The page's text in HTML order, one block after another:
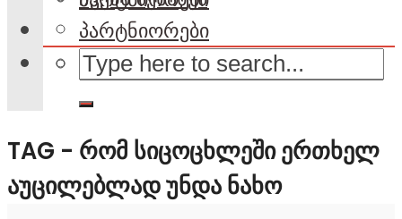
პარტნიორები
TAG - ᲠᲝᲛ ᲡᲘᲪᲝᲪᲮᲚᲔᲨᲘ ᲔᲠᲗᲮᲔᲚ
ᲐᲣᲪᲘᲚᲔᲑᲚᲐᲓ ᲣᲜᲓᲐ ᲜᲐᲮᲝ